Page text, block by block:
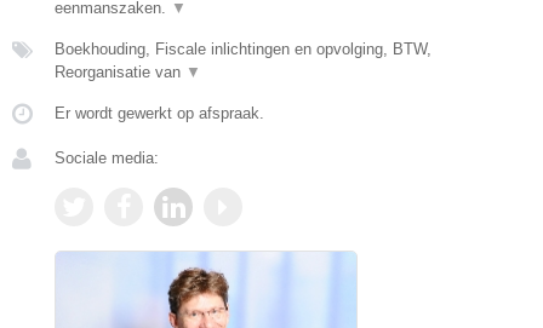
eenmanszaken.
▼
Boekhouding, Fiscale inlichtingen en opvolging, BTW,
Reorganisatie van ▼
Er wordt gewerkt op afspraak.
Sociale media: